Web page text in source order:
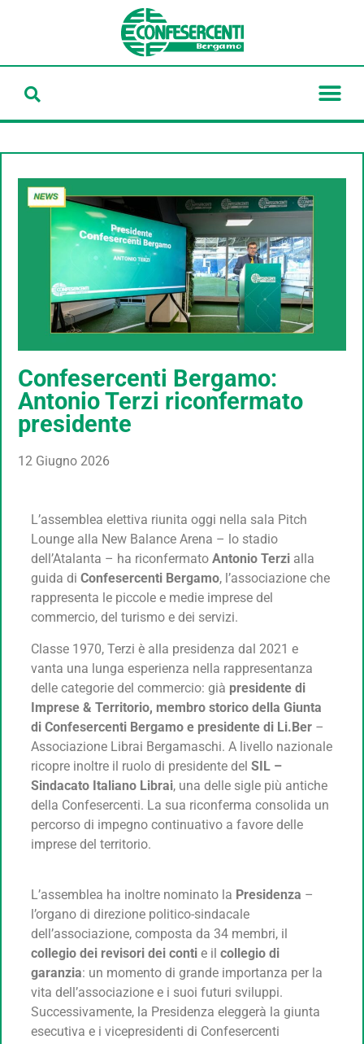
Confesercenti Bergamo:
Antonio Terzi riconfermato
presidente
12 Giugno 2026
L’assemblea elettiva riunita oggi nella sala Pitch
Lounge alla New Balance Arena – lo stadio
dell’Atalanta – ha riconfermato Antonio Terzi alla
guida di Confesercenti Bergamo, l’associazione che
rappresenta le piccole e medie imprese del
commercio, del turismo e dei servizi.
Classe 1970, Terzi è alla presidenza dal 2021 e
vanta una lunga esperienza nella rappresentanza
delle categorie del commercio: già presidente di
Imprese & Territorio, membro storico della Giunta
di Confesercenti Bergamo e presidente di Li.Ber –
Associazione Librai Bergamaschi. A livello nazionale
ricopre inoltre il ruolo di presidente del SIL –
Sindacato Italiano Librai, una delle sigle più antiche
della Confesercenti. La sua riconferma consolida un
percorso di impegno continuativo a favore delle
imprese del territorio.
L’assemblea ha inoltre nominato la Presidenza –
l’organo di direzione politico-sindacale
dell’associazione, composta da 34 membri, il
collegio dei revisori dei conti e il collegio di
garanzia: un momento di grande importanza per la
vita dell’associazione e i suoi futuri sviluppi.
Successivamente, la Presidenza eleggerà la giunta
esecutiva e i vicepresidenti di Confesercenti